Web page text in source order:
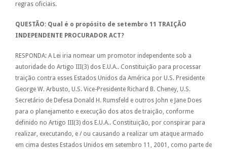
regras oficiais.
QUESTÃO: Qual é o propósito de setembro 11 TRAIÇÃO
INDEPENDENTE PROCURADOR ACT?
RESPONDA: A Lei iria nomear um promotor independente sob a
autoridade do Artigo III(3) dos E.U.A.. Constituição para processar
traição contra esses Estados Unidos da América por U.S. Presidente
George W. Arbusto, U.S. Vice-Presidente Richard B. Cheney, U.S.
Secretário de Defesa Donald H. Rumsfeld e outros John e Jane Does
para o planejamento e execução dos atos de traição, conforme
definido no Artigo III(3) dos E.U.A.. Constituição, por conspirar para
realizar, executando, e / ou causando a realizar um ataque armado
em cima destes Estados Unidos em setembro 11, 2001, como parte de